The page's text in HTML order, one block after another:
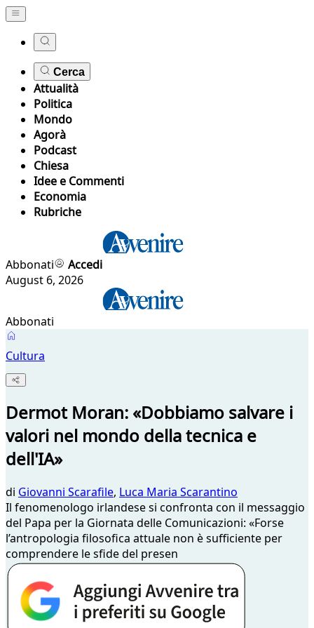
Cerca
Attualità
Politica
Mondo
Agorà
Podcast
Chiesa
Idee e Commenti
Economia
Rubriche
Abbonati
Accedi
August 6, 2026
Abbonati
Cultura
Dermot Moran: «Dobbiamo salvare i
valori nel mondo della tecnica e
dell'IA»
di Giovanni Scarafile, Luca Maria Scarantino
Il fenomenologo irlandese si confronta con il messaggio
del Papa per la Giornata delle Comunicazioni: «Forse
l’antropologia filosofica attuale non è sufficiente per
comprendere le sfide del presen